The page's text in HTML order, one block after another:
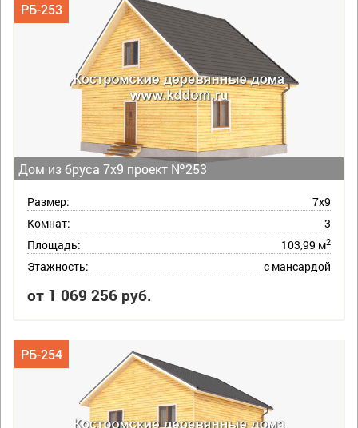
Дом из бруса 7х9 проект №253
РБ-253
Размер:
7х9
Комнат:
3
Площадь:
103,99 м2
Этажность: с мансардой
от 1 069 256 руб.
РБ-254